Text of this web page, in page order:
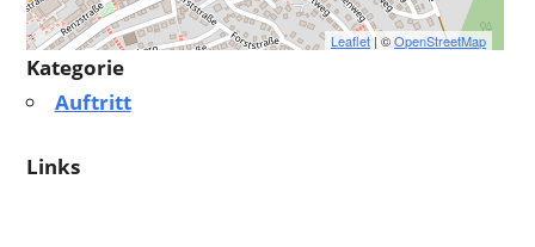
Leaflet| ©OpenStreetMap
Kategorie
Auftritt
Links